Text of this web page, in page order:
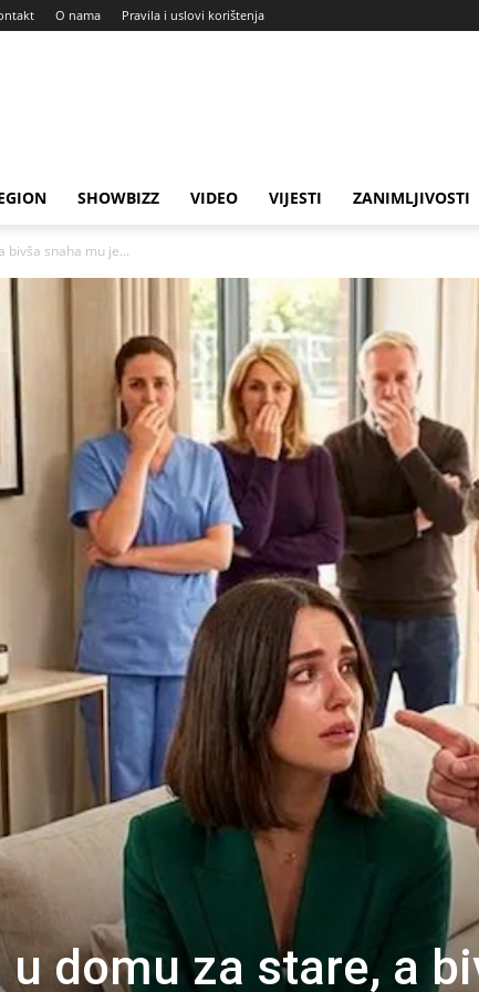
O nama Pravila i uslovi korištenja
SHOWBIZZ VIDEO VIJESTI ZANIMLJIVOSTI
bivša snaha mu je...
domu za stare, a